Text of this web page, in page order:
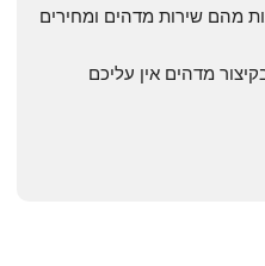
מדהים אין עליכם